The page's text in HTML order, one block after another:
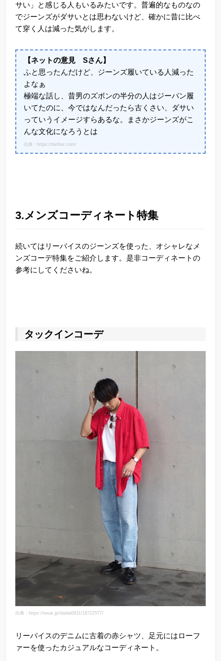
サい」と感じる人もいるみたいです。普遍的なものなの
でジーンズがダサいとは思わないけど、確かに昔に比べ
て穿く人は減った気がします。
【ネットの意見 Sさん】
ふと思ったんだけど、ジーンズ履いている人減った
よなぁ
極端な話し、昔男のズボンの半分の人はジーパン履
いてたのに、今ではなんだったら古くさい、ダサい
っていうイメージすらあるな。まさかジーンズがこ
んな文化になろうとは
出典：https://twitter.com/
3.メンズコーディネート特集
続いてはリーバイスのジーンズを使った、オシャレなメ
ンズコーデ特集をご紹介します。是非コーディネートの
参考にしてくださいね。
タックインコーデ
出典：https://wear.jp/daidai0811/19722577/
リーバイスのデニムに古着の赤シャツ、足元にはローフ
ァーを使ったカジュアルなコーディネート。